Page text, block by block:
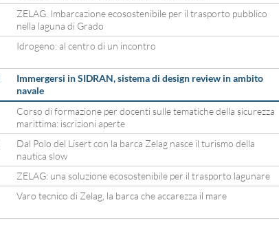
ZELAG. Imbarcazione ecosostenibile per il trasporto pubblico
nella laguna di Grado
Idrogeno: al centro di un incontro
Immergersi in SIDRAN, sistema di design review in ambito
navale
Corso di formazione per docenti sulle tematiche della sicurezza
marittima: iscrizioni aperte
Dal Polo del Lisert con la barca Zelag nasce il turismo della
nautica slow
ZELAG: una soluzione ecosostenibile per il trasporto lagunare
Varo tecnico di Zelag, la barca che accarezza il mare